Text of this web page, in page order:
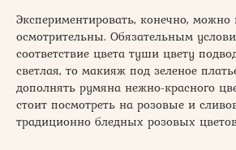
Экспериментировать, конечно,
осмотрительны. Обязательным
соответствие цвета туши цвету
светлая, то макияж под зеленое
дополнять румяна нежно-красного
стоит посмотреть на розовые и
традиционно бледных розовых